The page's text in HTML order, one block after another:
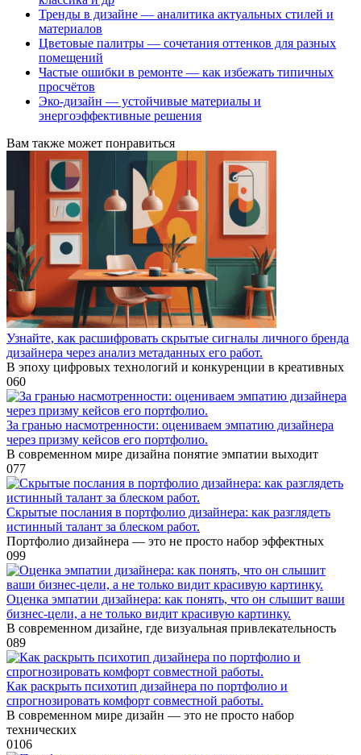
Тренды в дизайне — аналитика актуальных стилей и
материалов
Цветовые палитры — сочетания оттенков для разных
помещений
Частые ошибки в ремонте — как избежать типичных
просчётов
Эко-дизайн — устойчивые материалы и
энергоэффективные решения
Вам также может понравиться
Узнайте, как расшифровать скрытые сигналы личного бренда
дизайнера через анализ метаданных его работ.
В эпоху цифровых технологий и конкуренции в креативных
060
За гранью насмотренности: оцениваем эмпатию дизайнера
через призму кейсов его портфолио.
В современном мире дизайна понятие эмпатии выходит
077
Скрытые послания в портфолио дизайнера: как разглядеть
истинный талант за блеском работ.
Портфолио дизайнера — это не просто набор эффектных
099
Оценка эмпатии дизайнера: как понять, что он слышит ваши
бизнес-цели, а не только видит красивую картинку.
В современном дизайне, где визуальная привлекательность
089
Как раскрыть психотип дизайнера по портфолио и
спрогнозировать комфорт совместной работы.
В современном мире дизайн — это не просто набор
технических
0106